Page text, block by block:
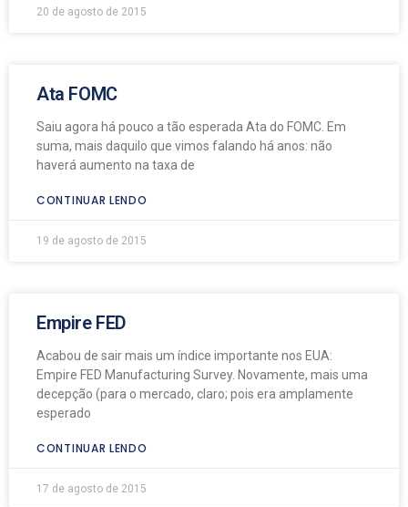
20 de agosto de 2015
Ata FOMC
Saiu agora há pouco a tão esperada Ata do FOMC. Em
suma, mais daquilo que vimos falando há anos: não
haverá aumento na taxa de
CONTINUAR LENDO
19 de agosto de 2015
Empire FED
Acabou de sair mais um índice importante nos EUA:
Empire FED Manufacturing Survey. Novamente, mais uma
decepção (para o mercado, claro; pois era amplamente
esperado
CONTINUAR LENDO
17 de agosto de 2015